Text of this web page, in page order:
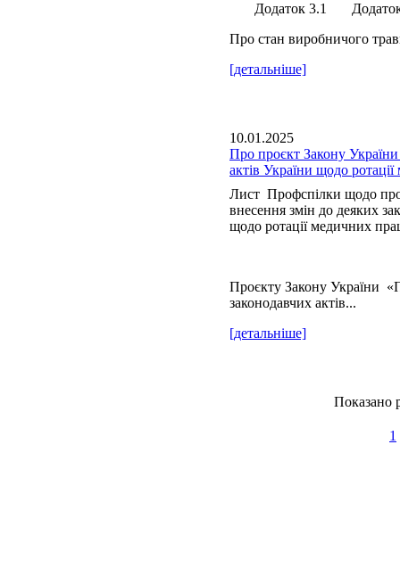
Додаток 3.1 Додаток
Про стан виробничого
[детальніше]
10.01.2025
Про проєкт Закону
актів України щодо
Лист Профспілки щодо
внесення змін до деяких
щодо ротації медичних
Проєкту Закону України
законодавчих актів...
[детальніше]
Показано
1